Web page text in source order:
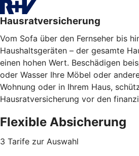
Hausratversicherung
Vom Sofa über den Fernseher bis
Haushaltsgeräten – der gesamte
einen hohen Wert. Beschädigen
oder Wasser Ihre Möbel oder
Wohnung oder in Ihrem Haus,
Hausratversicherung vor den
Flexible Absicherung
3 Tarife zur Auswahl